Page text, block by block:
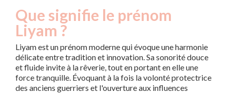
Que signifie le prénom
Liyam ?
Liyam est un prénom moderne qui évoque une harmonie
délicate entre tradition et innovation. Sa sonorité douce
et fluide invite à la rêverie, tout en portant en elle une
force tranquille. Évoquant à la fois la volonté protectrice
des anciens guerriers et l'ouverture aux influences